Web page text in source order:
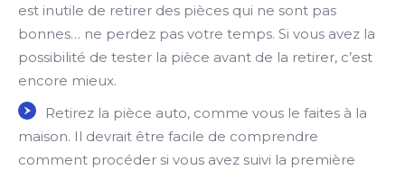
est inutile de retirer des pièces qui ne sont pas
bonnes… ne perdez pas votre temps. Si vous avez la
possibilité de tester la pièce avant de la retirer, c’est
encore mieux.
Retirez la pièce auto, comme vous le faites à la
maison. Il devrait être facile de comprendre
comment procéder si vous avez suivi la première